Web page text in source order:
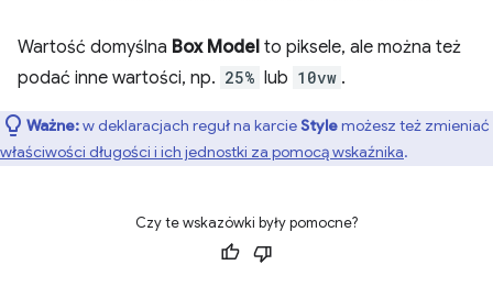
Wartość domyślna Box Model to piksele, ale można też
podać inne wartości, np. 25% lub 10vw .
Ważne:w deklaracjach reguł na karcieStylemożesz też zmieniać
właściwości długości i ich jednostki za pomocą wskaźnika.
Czy te wskazówki były pomocne?